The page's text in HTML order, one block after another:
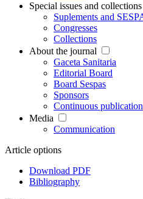
Special issues and collections
Suplements and
Congresses
Collections
About the journal
Gaceta Sanitaria
Editorial Board
Board Sespas
Sponsors
Continuous publication
Media
Communication
Article options
Download PDF
Bibliography